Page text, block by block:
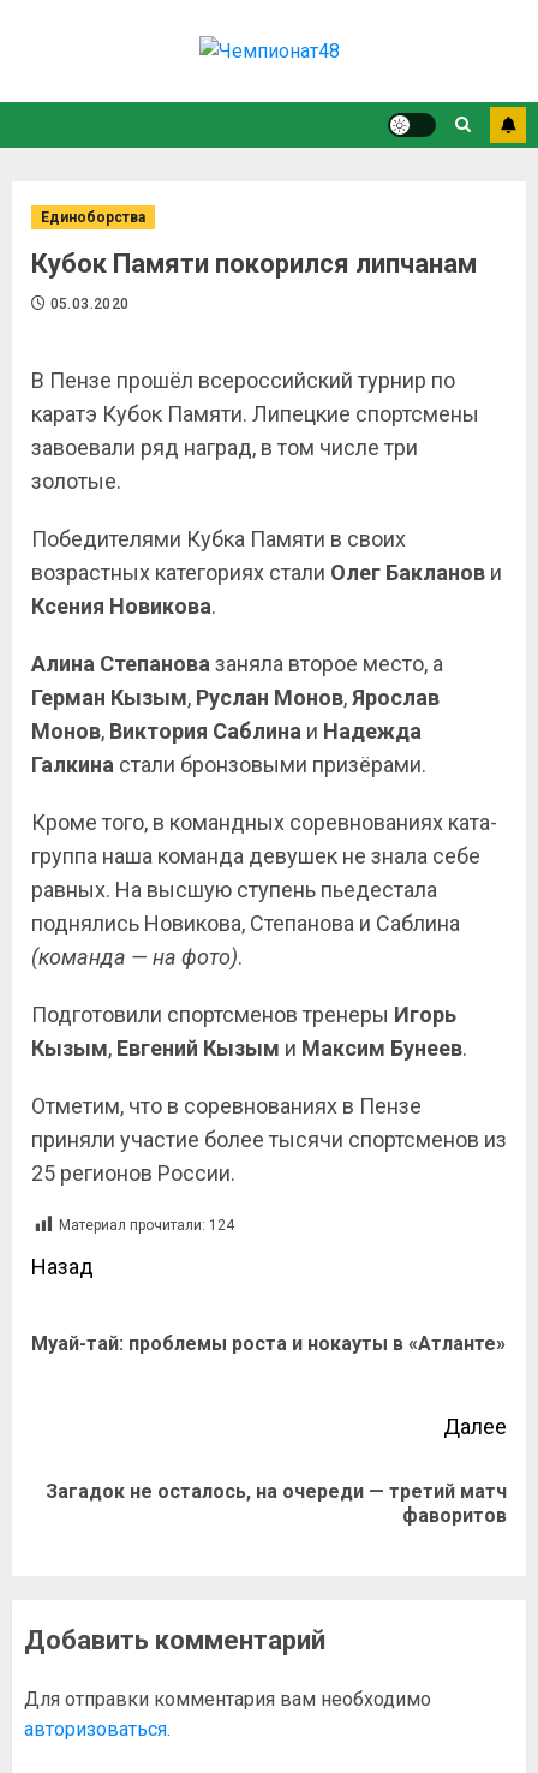
Единоборства
Кубок Памяти покорился липчанам
05.03.2020
В Пензе прошёл всероссийский турнир по
каратэ Кубок Памяти. Липецкие спортсмены
завоевали ряд наград, в том числе три
золотые.
Победителями Кубка Памяти в своих
возрастных категориях стали Олег Бакланов и
Ксения Новикова.
Алина Степанова заняла второе место, а
Герман Кызым, Руслан Монов, Ярослав
Монов, Виктория Саблина и Надежда
Галкина стали бронзовыми призёрами.
Кроме того, в командных соревнованиях ката-
группа наша команда девушек не знала себе
равных. На высшую ступень пьедестала
поднялись Новикова, Степанова и Саблина
(команда — на фото).
Подготовили спортсменов тренеры Игорь
Кызым, Евгений Кызым и Максим Бунеев.
Отметим, что в соревнованиях в Пензе
приняли участие более тысячи спортсменов из
25 регионов России.
Материал прочитали: 124
Назад
Муай-тай: проблемы роста и нокауты в «Атланте»
Далее
Загадок не осталось, на очереди — третий матч
фаворитов
Добавить комментарий
Для отправки комментария вам необходимо
авторизоваться.